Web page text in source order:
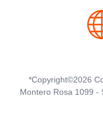
*Copyright©2026
Montero Rosa 1099 -